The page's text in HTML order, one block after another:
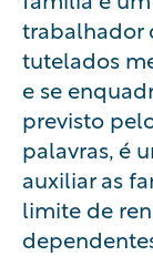
trabalhador
tutelados
e se
previsto
palavras, é
auxiliar as
limite de